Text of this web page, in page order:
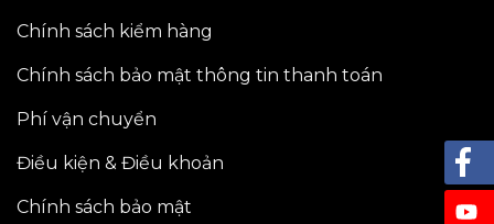
Chính sách kiểm hàng
Chính sách bảo mật thông tin thanh toán
Phí vận chuyển
Điều kiện & Điều khoản
Chính sách bảo mật